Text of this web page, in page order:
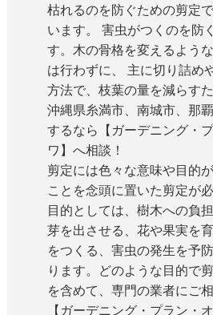
枯れるのを防ぐための剪定
います。 害虫がつくのを防
す。木の骨格を変えるよう
は行わずに、 主に切り詰め
方法で、枝葉の量を減らすた
沖縄県糸満市、南城市、那
するなら【ガーデニング・
ワ】へ相談！
剪定には色々な意味や目的
ことを念頭に置いた剪定が
目的としては、樹木への負
芽を出させる、花や果実を
をつくる、害虫の発生を予
ります。どのような目的で
を含めて、専門の業者にご相
【ガーデニング・プラン・